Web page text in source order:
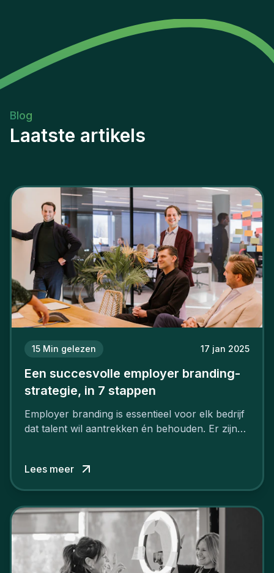
Blog
Laatste artikels
15 Min gelezen 17 jan 2025
Een succesvolle employer branding-
strategie, in 7 stappen
Employer branding is essentieel voor elk bedrijf
dat talent wil aantrekken én behouden. Er zijn
niet van vandaag op morgen. Hoe pak je dat
aan, starten met employer branding?
Lees meer